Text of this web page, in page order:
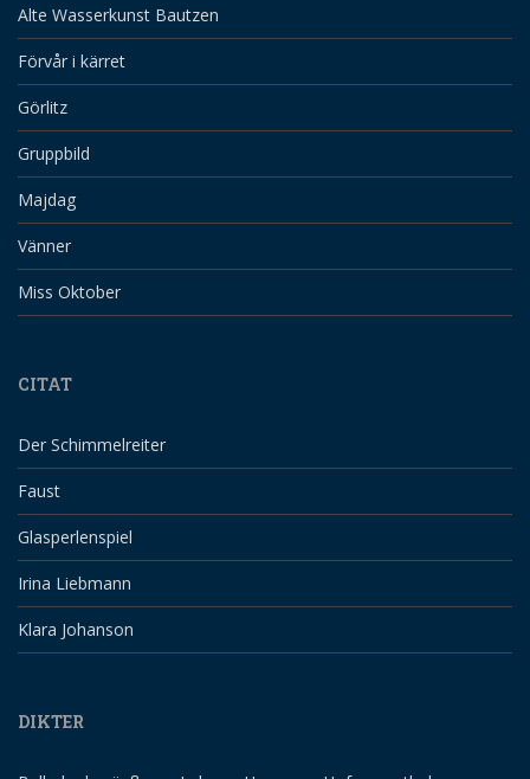
Alte Wasserkunst Bautzen
Förvår i kärret
Görlitz
Gruppbild
Majdag
Vänner
Miss Oktober
CITAT
Der Schimmelreiter
Faust
Glasperlenspiel
Irina Liebmann
Klara Johanson
DIKTER